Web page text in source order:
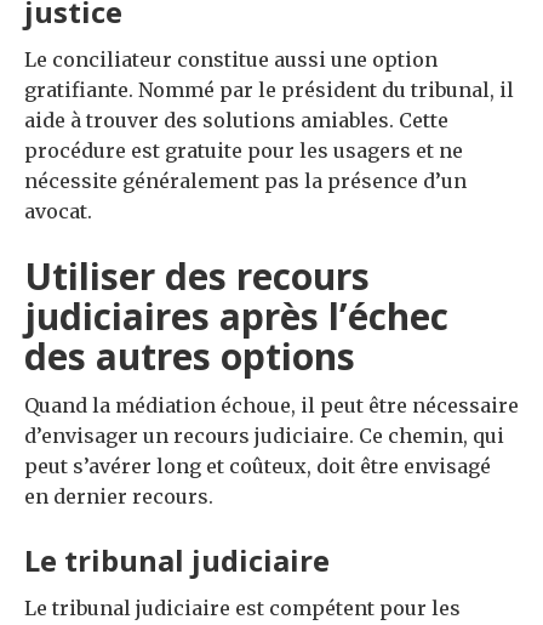
justice
Le conciliateur constitue aussi une option
gratifiante. Nommé par le président du tribunal, il
aide à trouver des solutions amiables. Cette
procédure est gratuite pour les usagers et ne
nécessite généralement pas la présence d’un
avocat.
Utiliser des recours
judiciaires après l’échec
des autres options
Quand la médiation échoue, il peut être nécessaire
d’envisager un recours judiciaire. Ce chemin, qui
peut s’avérer long et coûteux, doit être envisagé
en dernier recours.
Le tribunal judiciaire
Le tribunal judiciaire est compétent pour les